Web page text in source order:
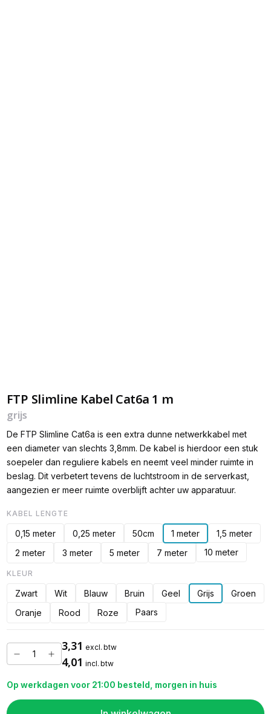
FTP Slimline Kabel Cat6a 1 m
grijs
De FTP Slimline Cat6a is een extra dunne netwerkkabel met
een diameter van slechts 3,8mm. De kabel is hierdoor een stuk
soepeler dan reguliere kabels en neemt veel minder ruimte in
beslag. Dit verbetert tevens de luchtstroom in de serverkast,
aangezien er meer ruimte overblijft achter uw apparatuur.
KABEL LENGTE
0,15 meter 0,25 meter 50cm 1 meter
1,5 meter
2 meter
3 meter 5 meter 7 meter 10 meter
KLEUR
Zwart Wit Blauw Bruin Geel Grijs
Groen
Oranje
Rood Roze Paars
3,31 excl. btw
4,01 incl. btw
Op werkdagen voor 21:00 besteld, morgen in huis